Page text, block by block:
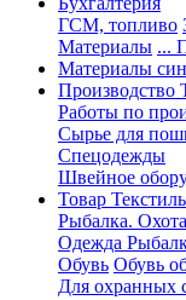
ГСМ, топливо
Материалы ...
Материалы
Производство
Работы по
Сырье для
Спецодежды
Швейное
Товар
Рыбалка.
Одежда
Обувь Обувь
Для охранных